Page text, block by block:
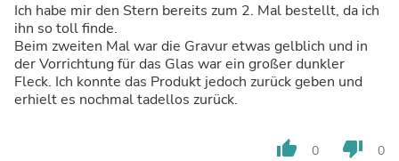
Ich habe mir den Stern bereits zum 2. Mal bestellt, da ich
ihn so toll finde.
Beim zweiten Mal war die Gravur etwas gelblich und in
der Vorrichtung für das Glas war ein großer dunkler
Fleck. Ich konnte das Produkt jedoch zurück geben und
erhielt es nochmal tadellos zurück.
thumb_up 0 thumb_down 0